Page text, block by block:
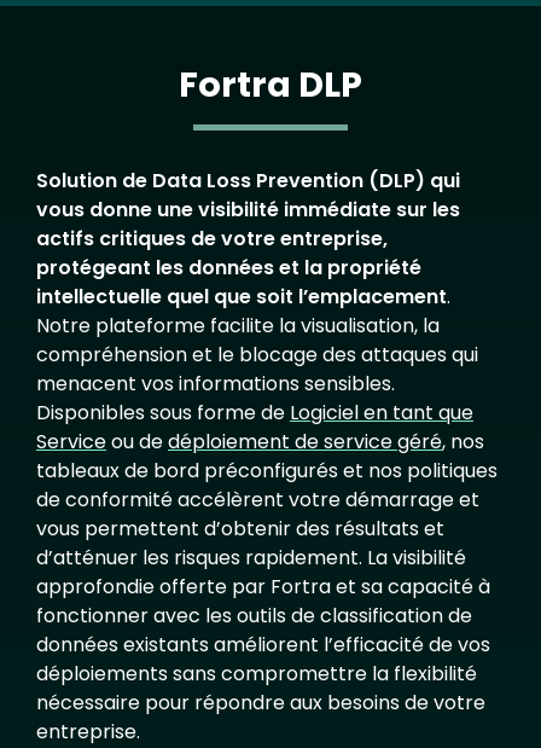
Fortra DLP
Solution de Data Loss Prevention (DLP) qui
vous donne une visibilité immédiate sur les
actifs critiques de votre entreprise,
protégeant les données et la propriété
intellectuelle quel que soit l’emplacement.
Notre plateforme facilite la visualisation, la
compréhension et le blocage des attaques qui
menacent vos informations sensibles.
Disponibles sous forme de Logiciel en tant que
Serviceou dedéploiement de service géré, nos
tableaux de bord préconfigurés et nos politiques
de conformité accélèrent votre démarrage et
vous permettent d’obtenir des résultats et
d’atténuer les risques rapidement. La visibilité
approfondie offerte par Fortra et sa capacité à
fonctionner avec les outils de classification de
données existants améliorent l’efficacité de vos
déploiements sans compromettre la flexibilité
nécessaire pour répondre aux besoins de votre
entreprise.